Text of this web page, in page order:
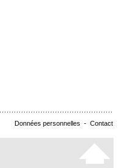
Données personnelles - Contact